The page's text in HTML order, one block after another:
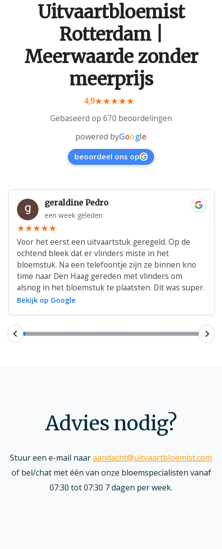
Uitvaartbloemist
Rotterdam |
Meerwaarde zonder
meerprijs
4,9
Gebaseerd op 670 beoordelingen
powered byGoogle
beoordeel ons op
geraldine Pedro
een week geleden
Voor het eerst een uitvaartstuk geregeld. Op de
ochtend bleek dat er vlinders miste in het
bloemstuk. Na een telefoontje zijn ze binnen kno
time naar Den Haag gereden met vlinders om
alsnog in het bloemstuk te plaatsten. Dit was super.
Bekijk op Google
Advies nodig?
Stuur een e-mail naaraandacht@uitvaartbloemist.com
of bel/chat met één van onze bloemspecialisten vanaf
07:30 tot 07:30 7 dagen per week.